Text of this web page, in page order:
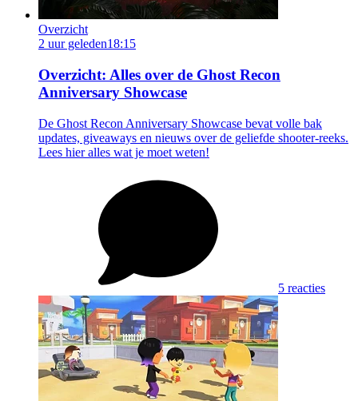
Overzicht
2 uur geleden18:15
Overzicht: Alles over de Ghost Recon
Anniversary Showcase
De Ghost Recon Anniversary Showcase bevat volle bak
updates, giveaways en nieuws over de geliefde shooter-reeks.
Lees hier alles wat je moet weten!
5 reacties